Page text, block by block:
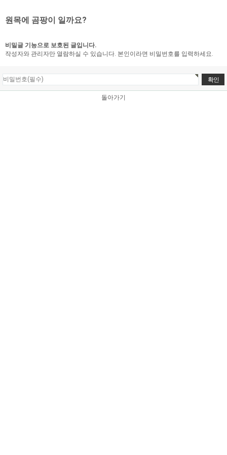
원목에 곰팡이 일까요?
비밀글 기능으로 보호된 글입니다.
작성자와 관리자만 열람하실 수 있습니다. 본인이라면 비밀번호를 입력하세요.
돌아가기